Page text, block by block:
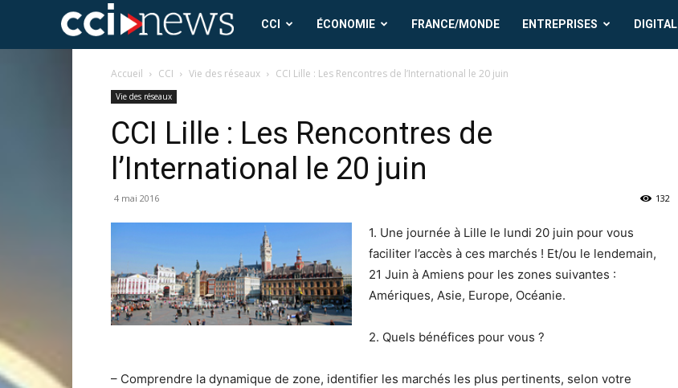
CCI
News
CCI ÉCONOMIE FRANCE/MONDE ENTREPRISES DIGITAL
Accueil CCI Vie des réseaux CCI Lille : Les Rencontres de l’International le 20 juin
Vie des réseaux
CCI Lille : Les Rencontres de
l’International le 20 juin
4 mai 2016 132
1. Une journée à Lille le lundi 20 juin pour vous
faciliter l’accès à ces marchés ! Et/ou le lendemain,
21 Juin à Amiens pour les zones suivantes :
Amériques, Asie, Europe, Océanie.
2. Quels bénéfices pour vous ?
– Comprendre la dynamique de zone, identifier les marchés les plus pertinents, selon votre